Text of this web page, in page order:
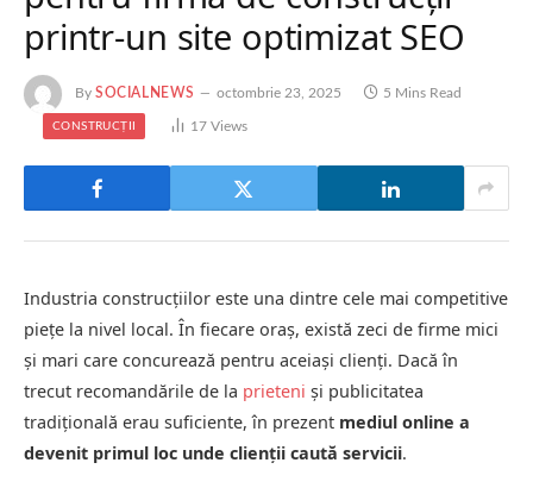
printr-un site optimizat SEO
By SOCIALNEWS octombrie 23, 2025 5 Mins Read
CONSTRUCȚII 17Views
Industria construcțiilor este una dintre cele mai competitive
piețe la nivel local. În fiecare oraș, există zeci de firme mici
și mari care concurează pentru aceiași clienți. Dacă în
trecut recomandările de la prieteni și publicitatea
tradițională erau suficiente, în prezent mediul online a
devenit primul loc unde clienții caută servicii.